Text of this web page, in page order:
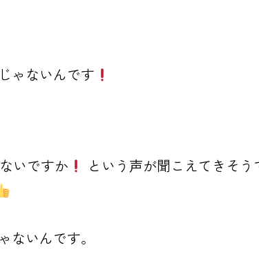
ゃないんです
いですか
という声が聞こえてきそう
ないんです。